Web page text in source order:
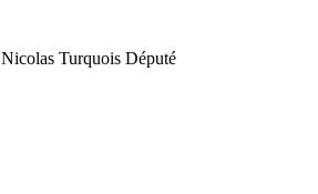
Nicolas Turquois Député